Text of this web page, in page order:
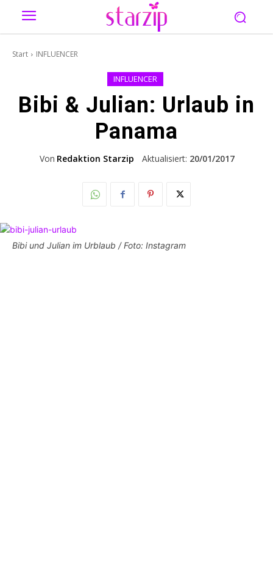
Start INFLUENCER
INFLUENCER
Bibi & Julian: Urlaub in
Panama
Von Redaktion Starzip Aktualisiert: 20/01/2017
Bibi und Julian im Urblaub / Foto: Instagram